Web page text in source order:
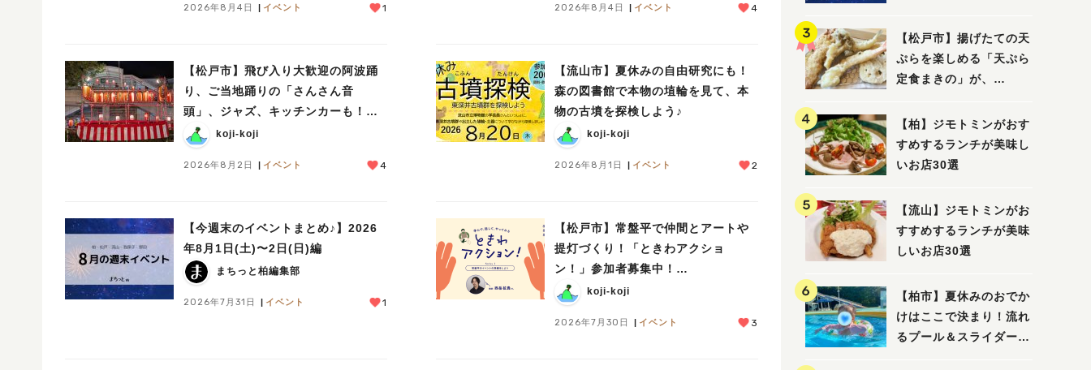
2026年8月4日 イベント 1 2026年8月4日 イベント 4
【松戸市】飛び入り大歓迎の阿波踊
り、ご当地踊りの「さんさん音
頭」、ジャズ、キッチンカーも！
「小金宿まつり」8/28-30開催！
koji-koji
2026年8月2日 イベント 4
【流山市】夏休みの自由研究にも！
森の図書館で本物の埴輪を見て、本
物の古墳を探検しよう♪
koji-koji
2026年8月1日 イベント 2
【今週末のイベントまとめ♪】2026
年8月1日(土)〜2日(日)編
まちっと柏編集部
2026年7月31日 イベント 1
【松戸市】常盤平で仲間とアートや
提灯づくり！「ときわアクショ
ン！」参加者募集中！
8/2(日),22(土),23(日)開催！
koji-koji
2026年7月30日 イベント 3
【松戸市】揚げたての天
ぷらを楽しめる「天ぷら
定食まきの」が、
【柏】ジモトミンがおす
すめするランチが美味し
いお店30選
【流山】ジモトミンがお
すすめするランチが美味
しいお店30選
【柏市】夏休みのおでか
けはここで決まり！流れ
るプール＆スライダーに